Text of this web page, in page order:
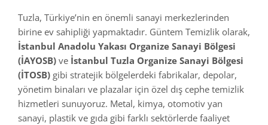
Tuzla, Türkiye’nin en önemli sanayi merkezlerinden
birine ev sahipliği yapmaktadır. Güntem Temizlik olarak,
İstanbul Anadolu Yakası Organize Sanayi Bölgesi
(İAYOSB) ve İstanbul Tuzla Organize Sanayi Bölgesi
(İTOSB) gibi stratejik bölgelerdeki fabrikalar, depolar,
yönetim binaları ve plazalar için özel dış cephe temizlik
hizmetleri sunuyoruz. Metal, kimya, otomotiv yan
sanayi, plastik ve gıda gibi farklı sektörlerde faaliyet